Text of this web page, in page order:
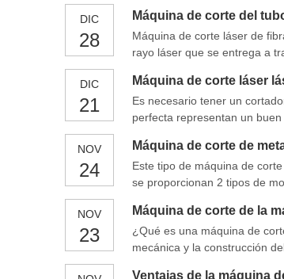
DIC
28
Máquina de corte del
Máquina de corte láser de
rayo láser que se entrega a
DIC
21
Máquina de corte láser
Es necesario tener un
perfecta representan un
profesional cuttin
NOV
24
Máquina de corte de
Este tipo de máquina de
se proporcionan 2 tipos de
NOV
23
Máquina de corte de la
¿Qué es una máquina de
mecánica y la construcción
Ventajas de la máquina